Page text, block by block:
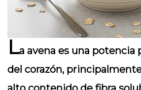
La avena es una potencia
del corazón,